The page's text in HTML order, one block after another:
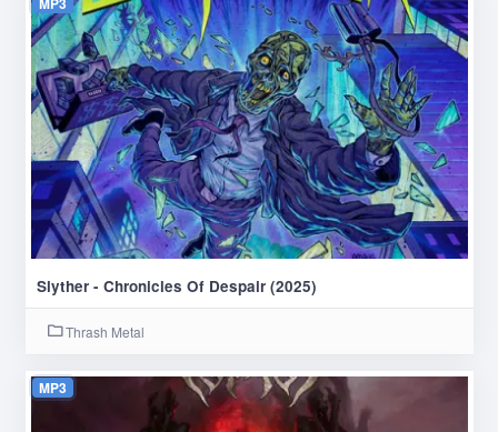
Slyther - Chronicles Of Despair (2025)
Thrash Metal
MP3